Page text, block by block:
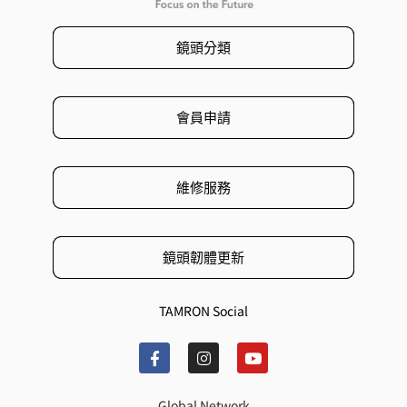
鏡頭分類
會員申請
維修服務
鏡頭韌體更新
TAMRON Social